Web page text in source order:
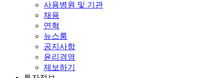
사용병원 및 기관
채용
연혁
뉴스룸
공지사항
윤리경영
제보하기